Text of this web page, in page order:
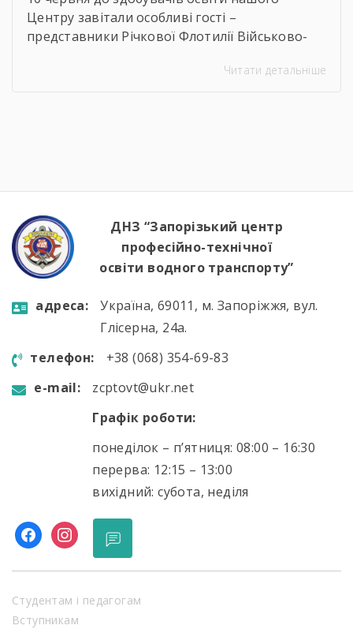
Центру завітали особливі гості –
представники Річкової Флотилії Військово-
зустрічі студенти дізналися про особливості
загрозам;🔹 можливості професійного […]
Читати детальніше
ДНЗ “Запорізький центр
професійно-технічної
освіти водного транспорту”
aдресa:
Україна, 69011, м. Запоріжжя, вул.
Глісерна, 24а.
телефон:
+38 (068) 354-69-83
e-mail:
zcptovt@ukr.net
Графік роботи:
понеділок – п’ятниця: 08:00 – 16:30
перерва: 12:15 – 13:00
вихідний: субота, неділя
facebookinstagram
Студентам і педагогам
Вступникам